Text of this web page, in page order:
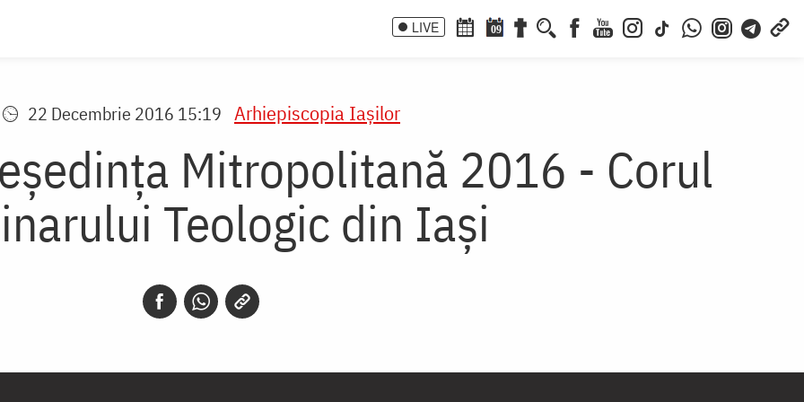
LIVE 09
22 Decembrie 2016 15:19 Arhiepiscopia Iaşilor
Mitropolitană 2016 - Corul
Teologic din Iași